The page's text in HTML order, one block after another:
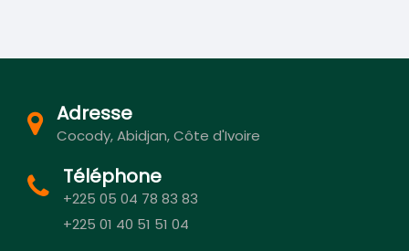
Adresse
Cocody, Abidjan, Côte d'Ivoire
Téléphone
+225 05 04 78 83 83
+225 01 40 51 51 04